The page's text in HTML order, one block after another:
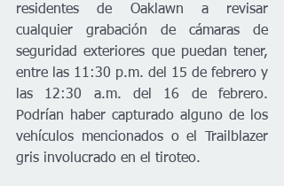
residentes de Oaklawn a revisar
cualquier grabación de cámaras de
seguridad exteriores que puedan tener,
entre las 11:30 p.m. del 15 de febrero y
las 12:30 a.m. del 16 de febrero.
Podrían haber capturado alguno de los
vehículos mencionados o el Trailblazer
gris involucrado en el tiroteo.